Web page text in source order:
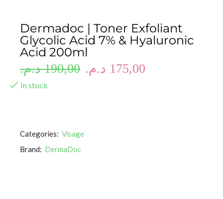
Dermadoc | Toner Exfoliant
Glycolic Acid 7% & Hyaluronic
Acid 200ml
190,00 د.م. 175,00 د.م.
In stock
Categories: Visage
Brand: DermaDoc